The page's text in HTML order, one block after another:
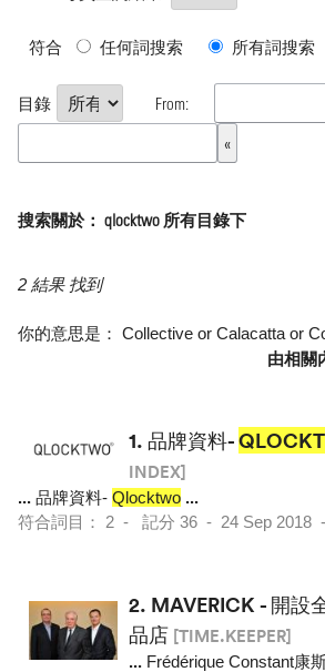
符合 任何詞搜索 所有詞搜索
目錄 From:
搜索關於： qlocktwo 所有目錄下
2 結果 找到
你的意思是： Collective or Calacatta or
由相關
1. 品牌資料-
INDEX]
... 品牌資料- Qlocktwo ...
符合詞目： 2 - 記分 36 - 24 Sep 2018
2. MAVERICK - 開設
品店 [TIME.KEEPER]
... Frédérique Constant康